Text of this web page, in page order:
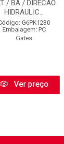
/ BA / DIRECAO
HIDRAULIC...
G6PK1230
Embalagem: PC
Gates
Ver preço